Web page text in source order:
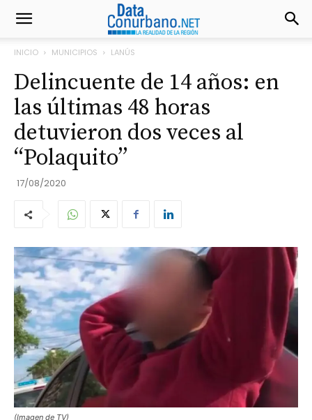
INICIO MUNICIPIOS LANÚS
Delincuente de 14 años: en
las últimas 48 horas
detuvieron dos veces al
“Polaquito”
17/08/2020
(Imagen de TV)